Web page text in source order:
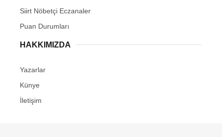
Siirt Nöbetçi Eczanaler
Puan Durumları
HAKKIMIZDA
Yazarlar
Künye
İletişim